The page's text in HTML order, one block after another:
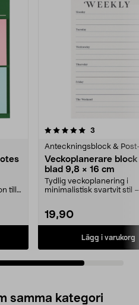
till
3
Anteckningsblock &
Veckoplanerare
blad 9,8 × 16 cm
Tydlig veckoplanering i
minimalistisk svartvit stil
19,90
Lägg i varukorg
samma kategori